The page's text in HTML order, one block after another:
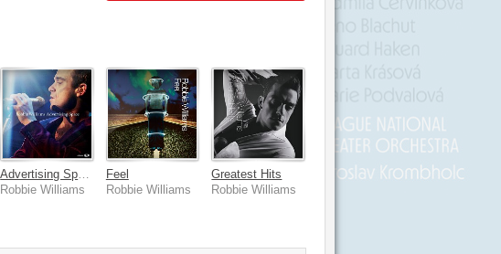
Robbie Williams
Feel
Robbie Williams
Greatest Hits
Robbie Williams